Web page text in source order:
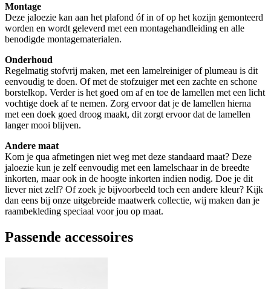
Montage
Deze jaloezie kan aan het plafond óf in of op het kozijn gemonteerd
worden en wordt geleverd met een montagehandleiding en alle
benodigde montagematerialen.
Onderhoud
Regelmatig stofvrij maken, met een lamelreiniger of plumeau is dit
eenvoudig te doen. Of met de stofzuiger met een zachte en schone
borstelkop. Verder is het goed om af en toe de lamellen met een licht
vochtige doek af te nemen. Zorg ervoor dat je de lamellen hierna
met een doek goed droog maakt, dit zorgt ervoor dat de lamellen
langer mooi blijven.
Andere maat
Kom je qua afmetingen niet weg met deze standaard maat? Deze
jaloezie kun je zelf eenvoudig met een lamelschaar in de breedte
inkorten, maar ook in de hoogte inkorten indien nodig. Doe je dit
liever niet zelf? Of zoek je bijvoorbeeld toch een andere kleur? Kijk
dan eens bij onze uitgebreide maatwerk collectie, wij maken dan je
raambekleding speciaal voor jou op maat.
Passende accessoires